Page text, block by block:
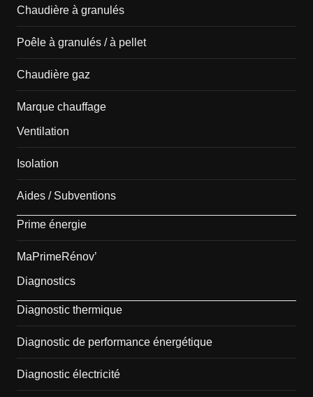
Chaudière à granulés
Poêle à granulés / à pellet
Chaudière gaz
Marque chauffage
Ventilation
Isolation
Aides / Subventions
Prime énergie
MaPrimeRénov’
Diagnostics
Diagnostic thermique
Diagnostic de performance énergétique
Diagnostic électricité